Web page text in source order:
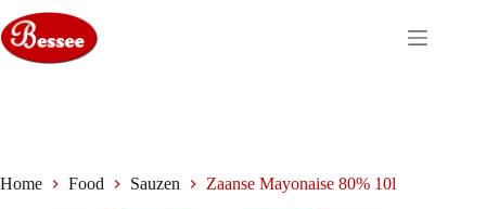
naar
de
inhoud
Home Food Sauzen Zaanse Mayonaise 80% 10l